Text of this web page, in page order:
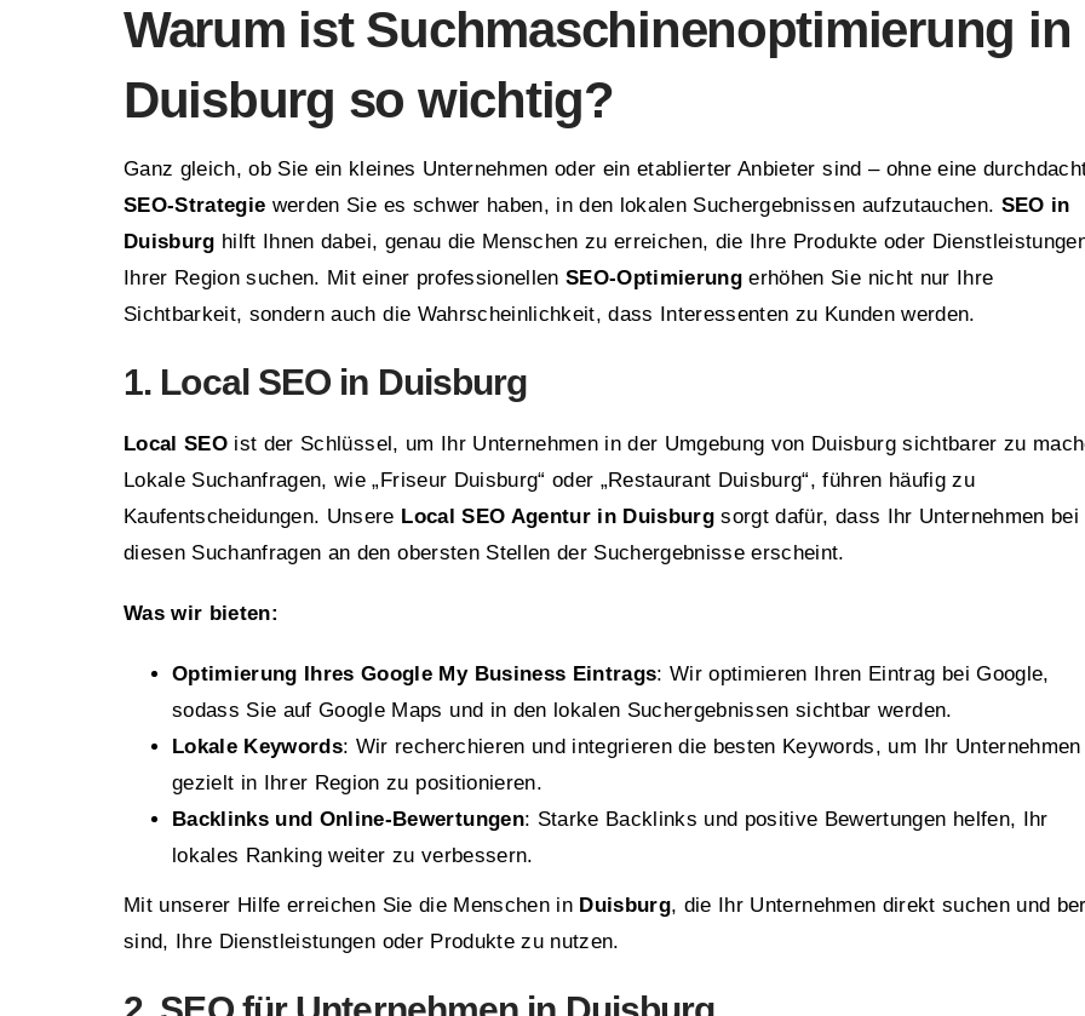
Warum ist Suchmaschinenoptimierung in
Duisburg so wichtig?
Ganz gleich, ob Sie ein kleines Unternehmen oder ein etablierter Anbieter sind – ohne eine
SEO-Strategie werden Sie es schwer haben, in den lokalen Suchergebnissen aufzutauchen. SEO in
Duisburg hilft Ihnen dabei, genau die Menschen zu erreichen, die Ihre Produkte oder
Ihrer Region suchen. Mit einer professionellen SEO-Optimierung erhöhen Sie nicht nur Ihre
Sichtbarkeit, sondern auch die Wahrscheinlichkeit, dass Interessenten zu Kunden werden.
1. Local SEO in Duisburg
Local SEO ist der Schlüssel, um Ihr Unternehmen in der Umgebung von Duisburg sichtbarer zu
Lokale Suchanfragen, wie „Friseur Duisburg“ oder „Restaurant Duisburg“, führen häufig zu
Kaufentscheidungen. Unsere Local SEO Agentur in Duisburg sorgt dafür, dass Ihr Unternehmen bei
diesen Suchanfragen an den obersten Stellen der Suchergebnisse erscheint.
Was wir bieten:
Optimierung Ihres Google My Business Eintrags: Wir optimieren Ihren Eintrag bei Google,
sodass Sie auf Google Maps und in den lokalen Suchergebnissen sichtbar werden.
Lokale Keywords: Wir recherchieren und integrieren die besten Keywords, um Ihr Unternehmen
gezielt in Ihrer Region zu positionieren.
Backlinks und Online-Bewertungen: Starke Backlinks und positive Bewertungen helfen, Ihr
lokales Ranking weiter zu verbessern.
Mit unserer Hilfe erreichen Sie die Menschen in Duisburg, die Ihr Unternehmen direkt suchen und
sind, Ihre Dienstleistungen oder Produkte zu nutzen.